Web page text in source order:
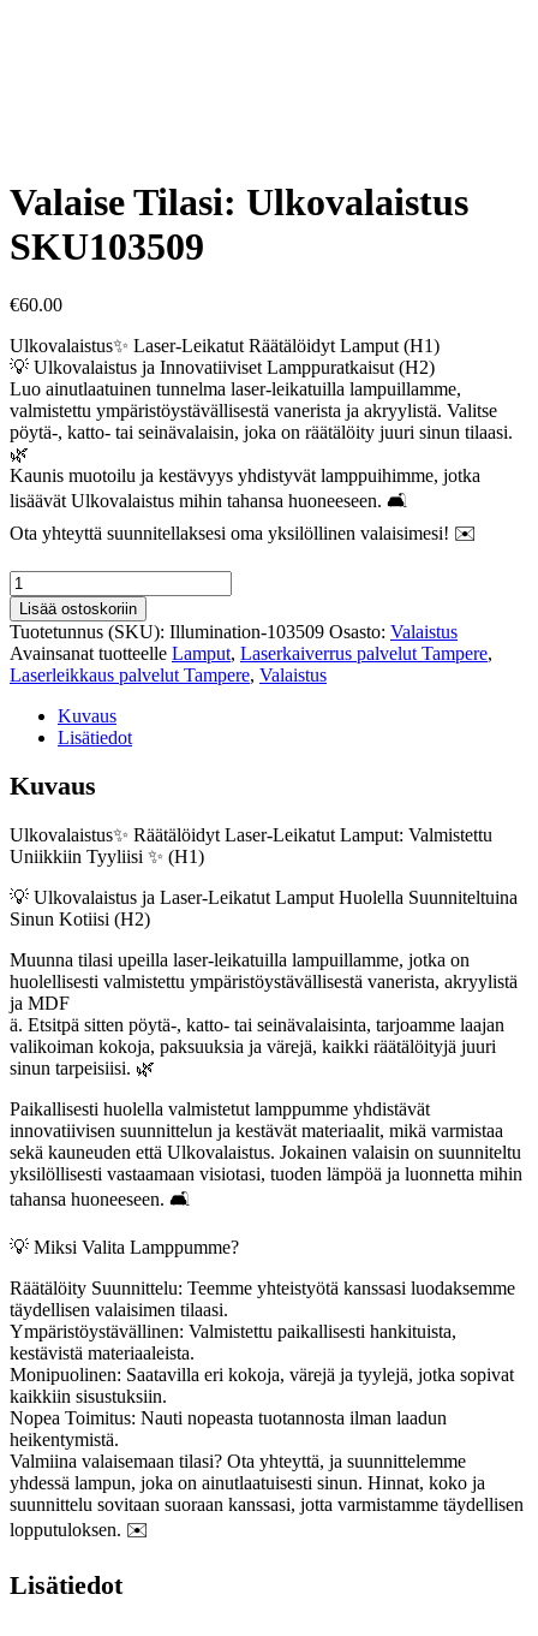
Valaise Tilasi: Ulkovalaistus
SKU103509
€60.00
Ulkovalaistus✨ Laser-Leikatut Räätälöidyt Lamput (H1)
💡 Ulkovalaistus ja Innovatiiviset Lamppuratkaisut (H2)
Luo ainutlaatuinen tunnelma laser-leikatuilla lampuillamme,
valmistettu ympäristöystävällisestä vanerista ja akryylistä. Valitse
pöytä-, katto- tai seinävalaisin, joka on räätälöity juuri sinun tilaasi.
🌿
Kaunis muotoilu ja kestävyys yhdistyvät lamppuihimme, jotka
lisäävät Ulkovalaistus mihin tahansa huoneeseen. 🛋️
Ota yhteyttä suunnitellaksesi oma yksilöllinen valaisimesi! ✉️
Valaise
Tilasi:
Ulkovalaistus
SKU103509
määrä
Lisää ostoskoriin
Tuotetunnus (SKU): Illumination-103509 Osasto: Valaistus
Avainsanat tuotteelle Lamput, Laserkaiverrus palvelut Tampere,
Laserleikkaus palvelut Tampere, Valaistus
Kuvaus
Lisätiedot
Kuvaus
Ulkovalaistus✨ Räätälöidyt Laser-Leikatut Lamput: Valmistettu
Uniikkiin Tyyliisi ✨ (H1)
💡 Ulkovalaistus ja Laser-Leikatut Lamput Huolella Suunniteltuina
Sinun Kotiisi (H2)
Muunna tilasi upeilla laser-leikatuilla lampuillamme, jotka on
huolellisesti valmistettu ympäristöystävällisestä vanerista, akryylistä
ja MDF
ä. Etsitpä sitten pöytä-, katto- tai seinävalaisinta, tarjoamme laajan
valikoiman kokoja, paksuuksia ja värejä, kaikki räätälöityjä juuri
sinun tarpeisiisi. 🌿
Paikallisesti huolella valmistetut lamppumme yhdistävät
innovatiivisen suunnittelun ja kestävät materiaalit, mikä varmistaa
sekä kauneuden että Ulkovalaistus. Jokainen valaisin on suunniteltu
yksilöllisesti vastaamaan visiotasi, tuoden lämpöä ja luonnetta mihin
tahansa huoneeseen. 🛋️
💡 Miksi Valita Lamppumme?
Räätälöity Suunnittelu: Teemme yhteistyötä kanssasi luodaksemme
täydellisen valaisimen tilaasi.
Ympäristöystävällinen: Valmistettu paikallisesti hankituista,
kestävistä materiaaleista.
Monipuolinen: Saatavilla eri kokoja, värejä ja tyylejä, jotka sopivat
kaikkiin sisustuksiin.
Nopea Toimitus: Nauti nopeasta tuotannosta ilman laadun
heikentymistä.
Valmiina valaisemaan tilasi? Ota yhteyttä, ja suunnittelemme
yhdessä lampun, joka on ainutlaatuisesti sinun. Hinnat, koko ja
suunnittelu sovitaan suoraan kanssasi, jotta varmistamme täydellisen
lopputuloksen. ✉️
Lisätiedot